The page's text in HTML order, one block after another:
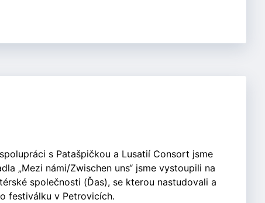
s Patašpičkou a Lusatií Consort jsme
„Mezi námi/Zwischen uns“ jsme vystoupili na
společnosti (Ďas), se kterou nastudovali a
festiválku v Petrovicích.